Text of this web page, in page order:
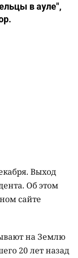
в ауле",
Выход
Об этом
сайте
на Землю
20 лет назад